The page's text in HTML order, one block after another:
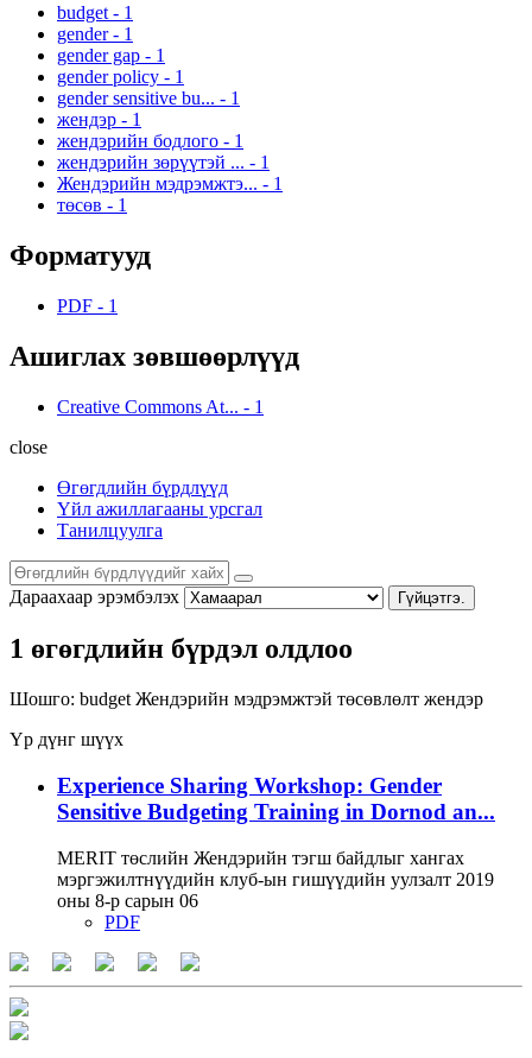
budget - 1
gender - 1
gender gap - 1
gender policy - 1
gender sensitive bu... - 1
жендэр - 1
жендэрийн бодлого - 1
жендэрийн зөрүүтэй ... - 1
Жендэрийн мэдрэмжтэ... - 1
төсөв - 1
Форматууд
PDF - 1
Ашиглах зөвшөөрлүүд
Creative Commons At... - 1
close
Өгөгдлийн бүрдлүүд
Үйл ажиллагааны урсгал
Танилцуулга
Дараахаар эрэмбэлэх Гүйцэтгэ.
1 өгөгдлийн бүрдэл олдлоо
Шошго: budget Жендэрийн мэдрэмжтэй төсөвлөлт жендэр
Үр дүнг шүүх
Experience Sharing Workshop: Gender
Sensitive Budgeting Training in Dornod an...
MERIT төслийн Жендэрийн тэгш байдлыг хангах
мэргэжилтнүүдийн клуб-ын гишүүдийн уулзалт 2019
оны 8-р сарын 06
PDF